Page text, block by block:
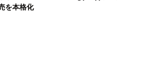
を本格化